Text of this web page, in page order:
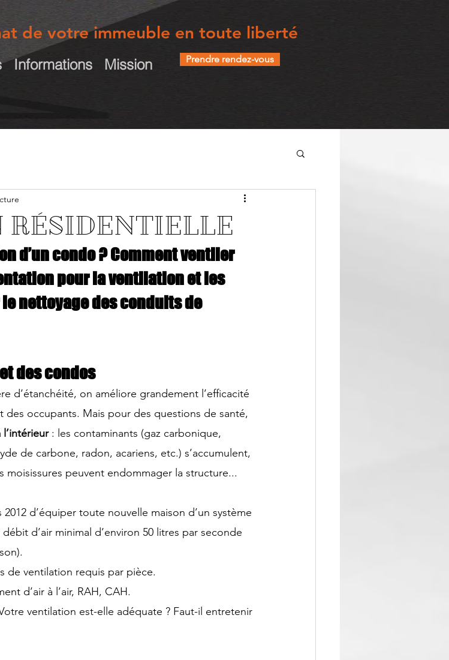
Informations Mission Prendre rendez-vous
de votre immeuble en toute liberté
d’un condo ? Comment ventiler
pour la ventilation et les
nettoyage des conduits de
des condos
d’étanchéité, on améliore grandement l’efficacité
occupants. Mais pour des questions de santé,
: les contaminants (gaz carbonique,
de carbone, radon, acariens, etc.) s’accumulent,
moisissures peuvent endommager la structure...
d’équiper toute nouvelle maison d’un système
d’air minimal d’environ 50 litres par seconde
de ventilation requis par pièce.
d’air à l’air, RAH, CAH.
ventilation est-elle adéquate ? Faut-il entretenir